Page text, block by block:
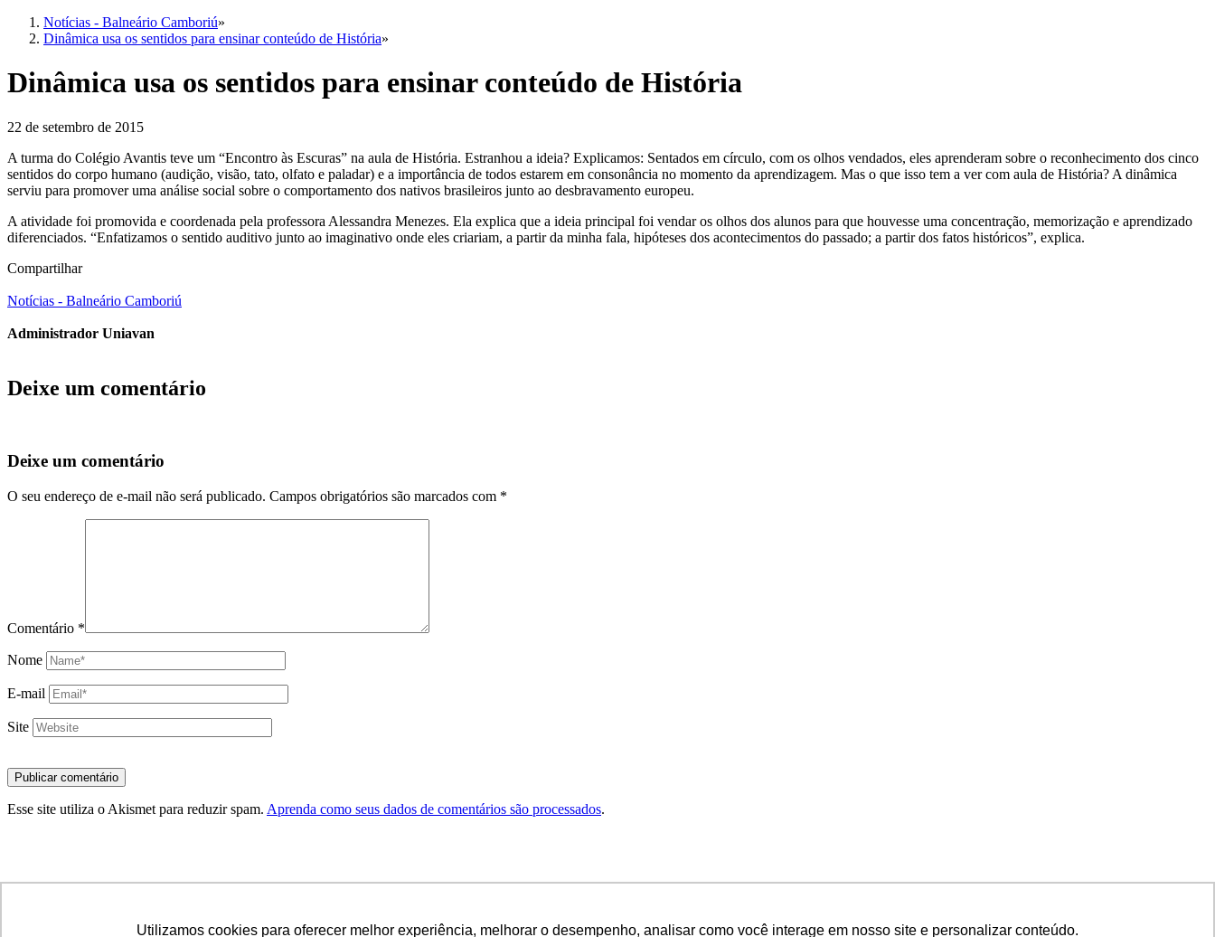
Utilizamos cookies para oferecer melhor experiência, melhorar o desempenho, analisar como você interage em nosso site e personalizar conteúdo.
Notícias - Balneário Camboriú»
Dinâmica usa os sentidos para ensinar conteúdo de História»
Dinâmica usa os sentidos para ensinar conteúdo de História
22 de setembro de 2015
A turma do Colégio Avantis teve um “Encontro às Escuras” na aula de História. Estranhou a ideia? Explicamos: Sentados em círculo, com os olhos vendados, eles aprenderam sobre o reconhecimento dos cinco
sentidos do corpo humano (audição, visão, tato, olfato e paladar) e a importância de todos estarem em consonância no momento da aprendizagem. Mas o que isso tem a ver com aula de História? A dinâmica
serviu para promover uma análise social sobre o comportamento dos nativos brasileiros junto ao desbravamento europeu.
A atividade foi promovida e coordenada pela professora Alessandra Menezes. Ela explica que a ideia principal foi vendar os olhos dos alunos para que houvesse uma concentração, memorização e aprendizado
diferenciados. “Enfatizamos o sentido auditivo junto ao imaginativo onde eles criariam, a partir da minha fala, hipóteses dos acontecimentos do passado; a partir dos fatos históricos”, explica.
Compartilhar
Notícias - Balneário Camboriú
Administrador Uniavan
Deixe um comentário
Deixe um comentário
O seu endereço de e-mail não será publicado. Campos obrigatórios são marcados com *
Comentário *
Nome
E-mail
Site
Esse site utiliza o Akismet para reduzir spam. Aprenda como seus dados de comentários são processados.